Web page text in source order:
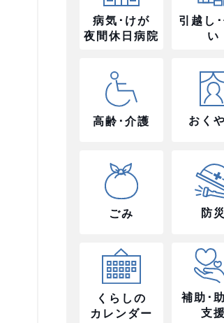
病気･けが
夜間休日病院
引越し･
い
高齢･介護 おく
ごみ 防災
くらしの
カレンダー
補助･
支援